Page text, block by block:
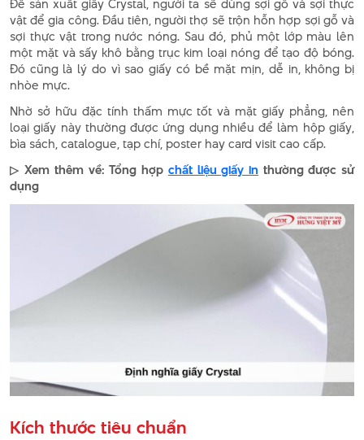
Để sản xuất giấy Crystal, người ta sẽ dùng sợi gỗ và sợi thực
vật để gia công. Đầu tiên, người thợ sẽ trộn hỗn hợp sợi gỗ và
sợi thực vật trong nước nóng. Sau đó, phủ một lớp màu lên
một mặt và sấy khô bằng trục kim loại nóng để tạo độ bóng.
Đó cũng là lý do vì sao giấy có bề mặt mịn, dễ in, không bị
nhòe mực.
Nhờ sở hữu đặc tính thấm mực tốt và mặt giấy phẳng, nên
loại giấy này thường được ứng dụng nhiều để làm hộp giấy,
bìa sách, catalogue, tạp chí, poster hay card visit cao cấp.
▷ Xem thêm về: Tổng hợp chất liệu giấy in thường được sử
dụng
Kích thước tiêu chuẩn